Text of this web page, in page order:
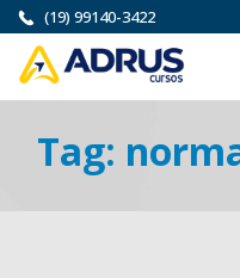
(19) 99140-3422
Tag: